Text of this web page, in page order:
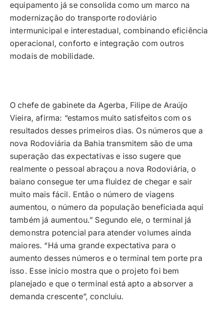
equipamento já se consolida como um marco na
modernização do transporte rodoviário
intermunicipal e interestadual, combinando eficiência
operacional, conforto e integração com outros
modais de mobilidade.
O chefe de gabinete da Agerba, Filipe de Araújo
Vieira, afirma: “estamos muito satisfeitos com os
resultados desses primeiros dias. Os números que a
nova Rodoviária da Bahia transmitem são de uma
superação das expectativas e isso sugere que
realmente o pessoal abraçou a nova Rodoviária, o
baiano consegue ter uma fluidez de chegar e sair
muito mais fácil. Então o número de viagens
aumentou, o número da população beneficiada aqui
também já aumentou.” Segundo ele, o terminal já
demonstra potencial para atender volumes ainda
maiores. “Há uma grande expectativa para o
aumento desses números e o terminal tem porte pra
isso. Esse início mostra que o projeto foi bem
planejado e que o terminal está apto a absorver a
demanda crescente”, concluiu.